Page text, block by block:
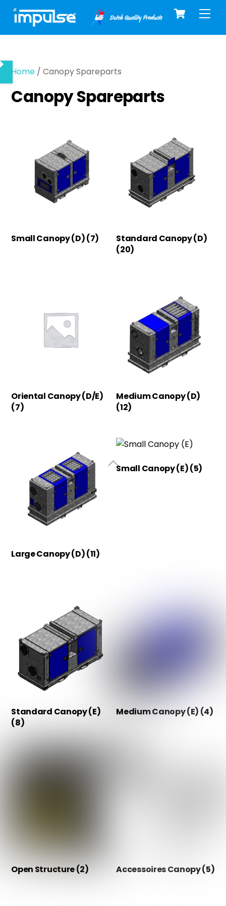
Skip
content
Cart
Home / Canopy Spareparts
Canopy Spareparts
Small Canopy (D)(7)
Standard Canopy (D)
(20)
Oriental Canopy (D/E)
(7)
Medium Canopy (D)
(12)
Large Canopy (D)(11)
Small Canopy (E)(5)
Standard Canopy (E)
(8)
Medium Canopy (E) (4)
Open Structure(2) Accessoires Canopy(5)